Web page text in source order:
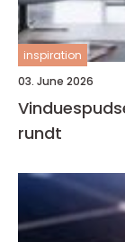
inspiration
03. June 2026
rundt